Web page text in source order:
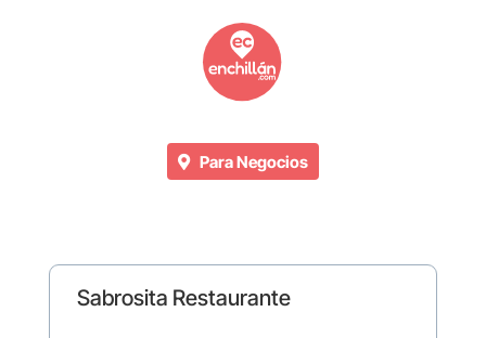
Para Negocios
Sabrosita Restaurante